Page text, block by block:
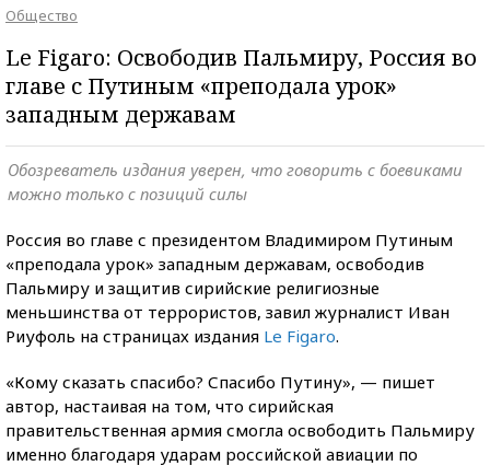
Общество
Le Figaro: Освободив Пальмиру, Россия во
главе с Путиным «преподала урок»
западным державам
Обозреватель издания уверен, что говорить с боевиками
можно только с позиций силы
Россия во главе с президентом Владимиром Путиным
«преподала урок» западным державам, освободив
Пальмиру и защитив сирийские религиозные
меньшинства от террористов, завил журналист Иван
Риуфоль на страницах издания Le Figaro.
«Кому сказать спасибо? Спасибо Путину», — пишет
автор, настаивая на том, что сирийская
правительственная армия смогла освободить Пальмиру
именно благодаря ударам российской авиации по